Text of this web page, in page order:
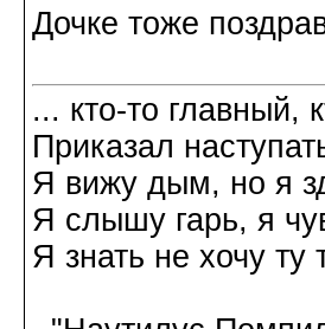
Дочке тоже
... кто-то главный,
Приказал
Я вижу дым, но я
Я слышу гарь, я
Я знать не хочу ту